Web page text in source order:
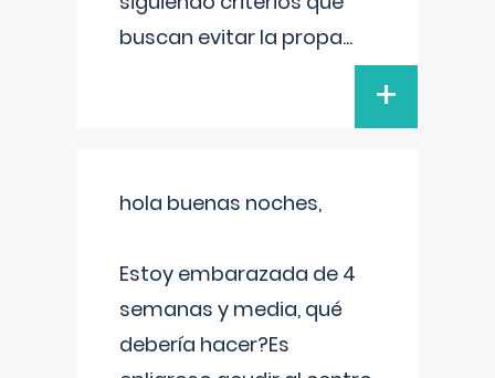
buscan evitar la propa...
+
hola buenas noches,
Estoy embarazada de 4
semanas y media, qué
debería hacer?Es